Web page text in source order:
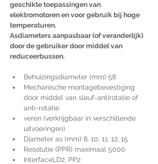
geschikte toepassingen van
elektromotoren en voor gebruik bij hoge
temperaturen.
Asdiameters aanpasbaar (of veranderlijk)
door de gebruiker door middel van
reduceerbussen.
Behuizingsdiameter (mm) 58
Mechanische montagebevestiging
door middel van sleuf-antirotatie of
anti-rotatie
veren (verkrijgbaar in verschillende
uitvoeringen)
Diameter as (mm) 8, 10, 11, 12, 15
Resolutie (PPR) maximaal 5000
InterfaceLD2, PP2